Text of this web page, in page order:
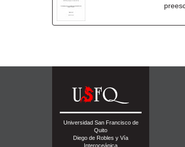
Universidad San Francisco de
Quito
Diego de Robles y Vía
Interoceánica